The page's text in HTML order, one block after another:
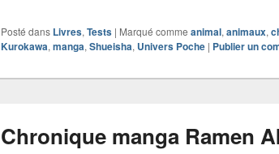
Posté dans Livres, Tests | Marqué comme animal, animaux,
Kurokawa, manga, Shueisha, Univers Poche | Publier un
Chronique manga Ramen